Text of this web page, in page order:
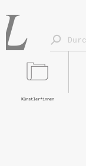
Künstler*innen